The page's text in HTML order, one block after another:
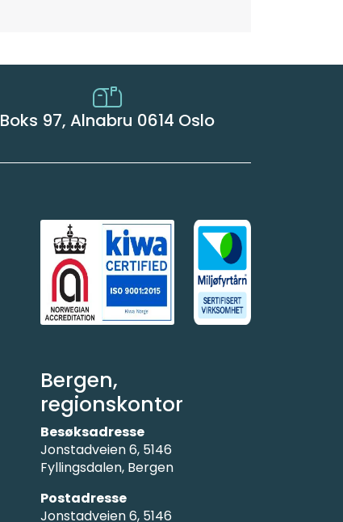
Boks 97, Alnabru 0614 Oslo
Bergen,
regionskontor
Besøksadresse
Jonstadveien 6, 5146
Fyllingsdalen, Bergen
Postadresse
Jonstadveien 6, 5146